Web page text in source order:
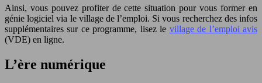
Ainsi, vous pouvez profiter de cette situation pour vous former en
génie logiciel via le village de l’emploi. Si vous recherchez des infos
supplémentaires sur ce programme, lisez le village de l’emploi avis
(VDE) en ligne.
L’ère numérique